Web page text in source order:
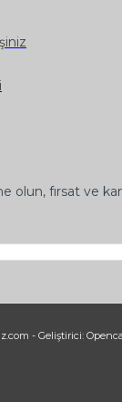
olun, fırsat ve
- Geliştirici: